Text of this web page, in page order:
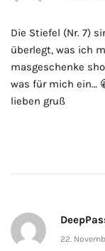
Die Stiefel (Nr. 7)
überlegt, was ich
masgeschenke
was für mich ein…
lieben gruß
22.